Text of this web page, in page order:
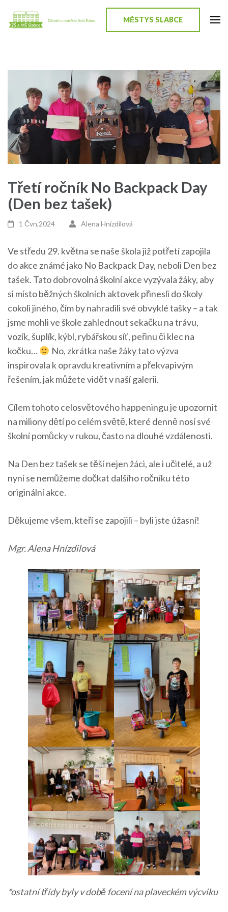
na
MĚSTYS SLABCE
Třetí ročník No Backpack Day
(Den bez tašek)
1 Čvn,2024 Alena Hnízdilová
Ve středu 29. května se naše škola již potřetí zapojila
do akce známé jako No Backpack Day, neboli Den bez
tašek. Tato dobrovolná školní akce vyzývala žáky, aby
si místo běžných školních aktovek přinesli do školy
cokoli jiného, čím by nahradili své obvyklé tašky – a tak
jsme mohli ve škole zahlednout sekačku na trávu,
vozík, šuplík, kýbl, rybářskou síť, peřinu či klec na
kočku…
No, zkrátka naše žáky tato výzva
inspirovala k opravdu kreativním a překvapivým
řešením, jak můžete vidět v naší galerii.
Cílem tohoto celosvětového happeningu je upozornit
na miliony dětí po celém světě, které denně nosí své
školní pomůcky v rukou, často na dlouhé vzdálenosti.
Na Den bez tašek se těší nejen žáci, ale i učitelé, a už
nyní se nemůžeme dočkat dalšího ročníku této
originální akce.
Děkujeme všem, kteří se zapojili – byli jste úžasní!
Mgr. Alena Hnízdilová
*ostatní třídy byly v době focení na plaveckém výcviku